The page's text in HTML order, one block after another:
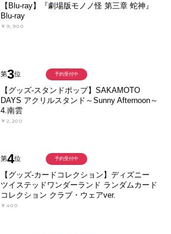
【Blu-ray】『劇場版モノノ怪 第三章 蛇神』
Blu-ray
￥9,900
第3位
【グッズ-スタンドポップ】SAKAMOTO
DAYS アクリルスタンド～Sunny Afternoon～
4.南雲
￥2,200
予約受付中
第4位
【グッズ-カードコレクション】ディズニー
ツイステッドワンダーランド ランダムカード
コレクション クラブ・ウェアver.
￥400
予約受付中